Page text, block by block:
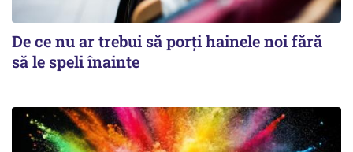
De ce nu ar trebui să porți hainele noi fără
să le speli înainte